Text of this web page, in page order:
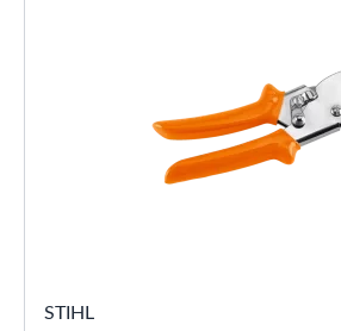
STIHL